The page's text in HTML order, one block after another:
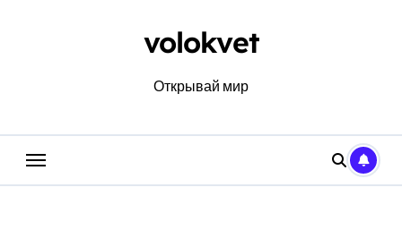
volokvet
Открывай мир